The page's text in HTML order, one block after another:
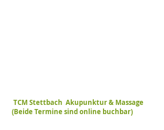
TCM Stettbach Akupunktur & Massage
(Beide Termine sind online buchbar)